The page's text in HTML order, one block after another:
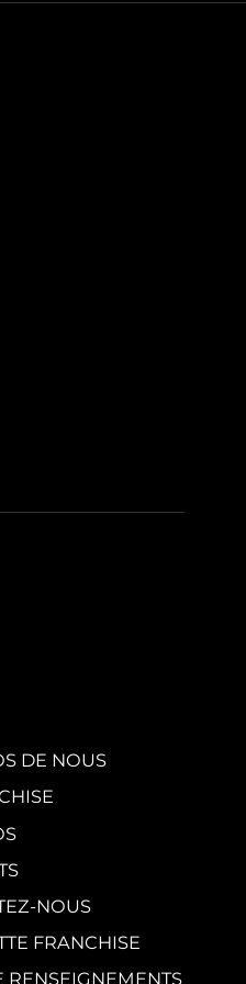
DE NOUS
NOUS
FRANCHISE
RENSEIGNEMENTS